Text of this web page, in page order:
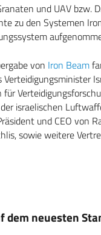
und UAV
zu den Systemen
von Iron Beam
israelischen
und CEO von
sowie weitere
neuesten